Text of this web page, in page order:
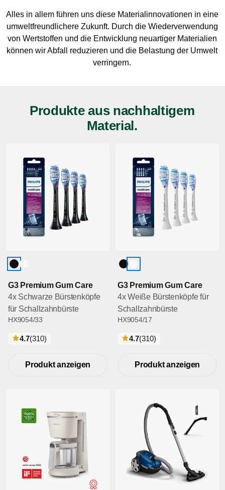
Alles in allem führen uns diese Materialinnovationen in eine
umweltfreundlichere Zukunft. Durch die Wiederverwendung
von Wertstoffen und die Entwicklung neuartiger Materialien
können wir Abfall reduzieren und die Belastung der Umwelt
verringern.
Produkte aus nachhaltigem
Material.
G3 Premium Gum Care
4x Schwarze Bürstenköpfe
für Schallzahnbürste
HX9054/33
4.7(310bewertungen
)
Produkt anzeigen
G3 Premium Gum Care
4x Weiße Bürstenköpfe für
Schallzahnbürste
HX9054/17
4.7(310bewertungen
)
Produkt anzeigen